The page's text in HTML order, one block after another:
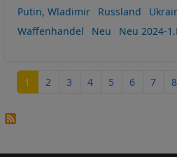
Putin, Wladimir
Russland
Waffenhandel
Neu Neu 2024-
Seite
1 Seite
2 Seite
3 Seite
4 Seite
5 Seite
6 Seite
7 8